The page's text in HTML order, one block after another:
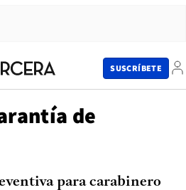
SUSCRÍBETE
de
para carabinero